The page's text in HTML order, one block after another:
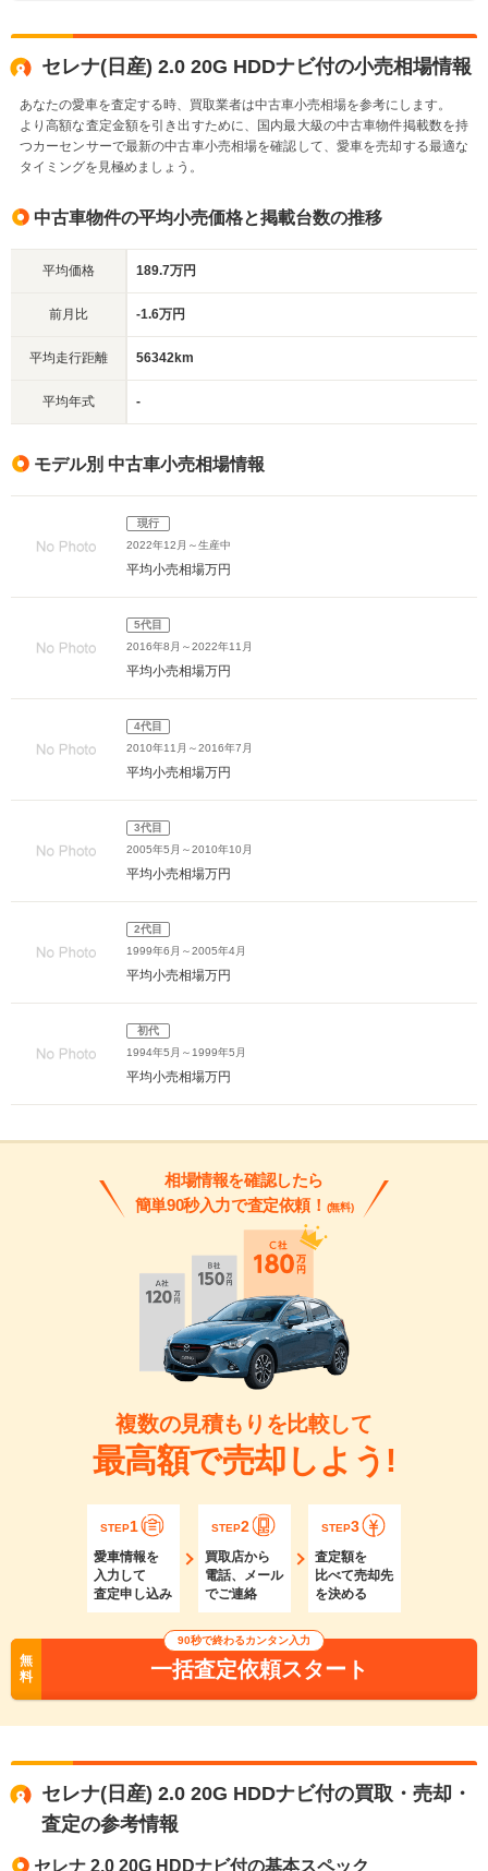
セレナ(日産) 2.0 20G HDDナビ付の小売相場情報
あなたの愛車を査定する時、買取業者は中古車小売相場を参考にします。
より高額な査定金額を引き出すために、国内最大級の中古車物件掲載数を持
つカーセンサーで最新の中古車小売相場を確認して、愛車を売却する最適な
タイミングを見極めましょう。
中古車物件の平均小売価格と掲載台数の推移
平均価格 189.7万円
前月比 -1.6万円
平均走行距離 56342km
平均年式 -
モデル別 中古車小売相場情報
現行
2022年12月～生産中
平均小売相場万円
5代目
2016年8月～2022年11月
平均小売相場万円
4代目
2010年11月～2016年7月
平均小売相場万円
3代目
2005年5月～2010年10月
平均小売相場万円
2代目
1999年6月～2005年4月
平均小売相場万円
初代
1994年5月～1999年5月
平均小売相場万円
相場情報を確認したら
簡単90秒入力で査定依頼！ (無料)
複数の見積もりを比較して
最高額で売却しよう!
STEP1
愛車情報を
入力して
査定申し込み
STEP2
買取店から
電話、メール
でご連絡
STEP3
査定額を
比べて売却先
を決める
無
料
90秒で終わるカンタン入力
一括査定依頼スタート
セレナ(日産) 2.0 20G HDDナビ付の買取・売却・
査定の参考情報
セレナ 2.0 20G HDDナビ付の基本スペック